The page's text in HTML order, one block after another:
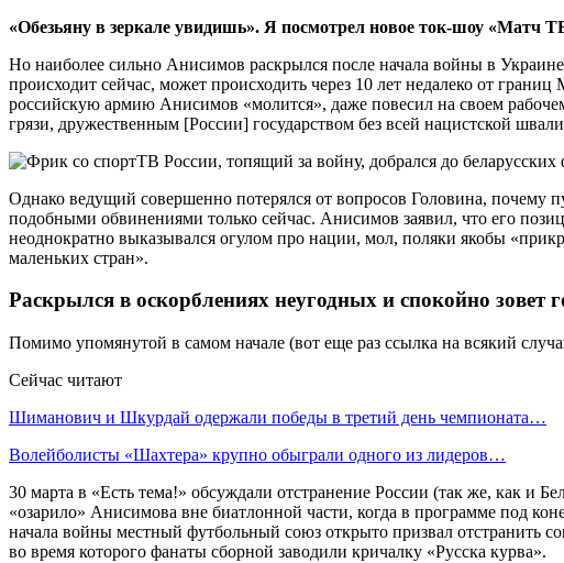
«Обезьяну в зеркале увидишь». Я посмотрел новое ток-шоу «Матч
Но наиболее сильно Анисимов раскрылся после начала войны в
происходит сейчас, может происходить через 10 лет недалеко от
российскую армию Анисимов «молится», даже повесил на своем
грязи, дружественным [России] государством без всей нацистской
Однако ведущий совершенно потерялся от вопросов Головина, почему
подобными обвинениями только сейчас. Анисимов заявил, что его
неоднократно выказывался огулом про нации, мол, поляки якобы
маленьких стран».
Раскрылся в оскорблениях неугодных и спокойно зовет
Помимо упомянутой в самом начале (вот еще раз ссылка на всякий
Сейчас читают
Шиманович и Шкурдай одержали победы в третий день чемпионата…
Волейболисты «Шахтера» крупно обыграли одного из лидеров…
30 марта в «Есть тема!» обсуждали отстранение России (так же, как
«озарило» Анисимова вне биатлонной части, когда в программе под
начала войны местный футбольный союз открыто призвал
во время которого фанаты сборной заводили кричалку «Русска курва».